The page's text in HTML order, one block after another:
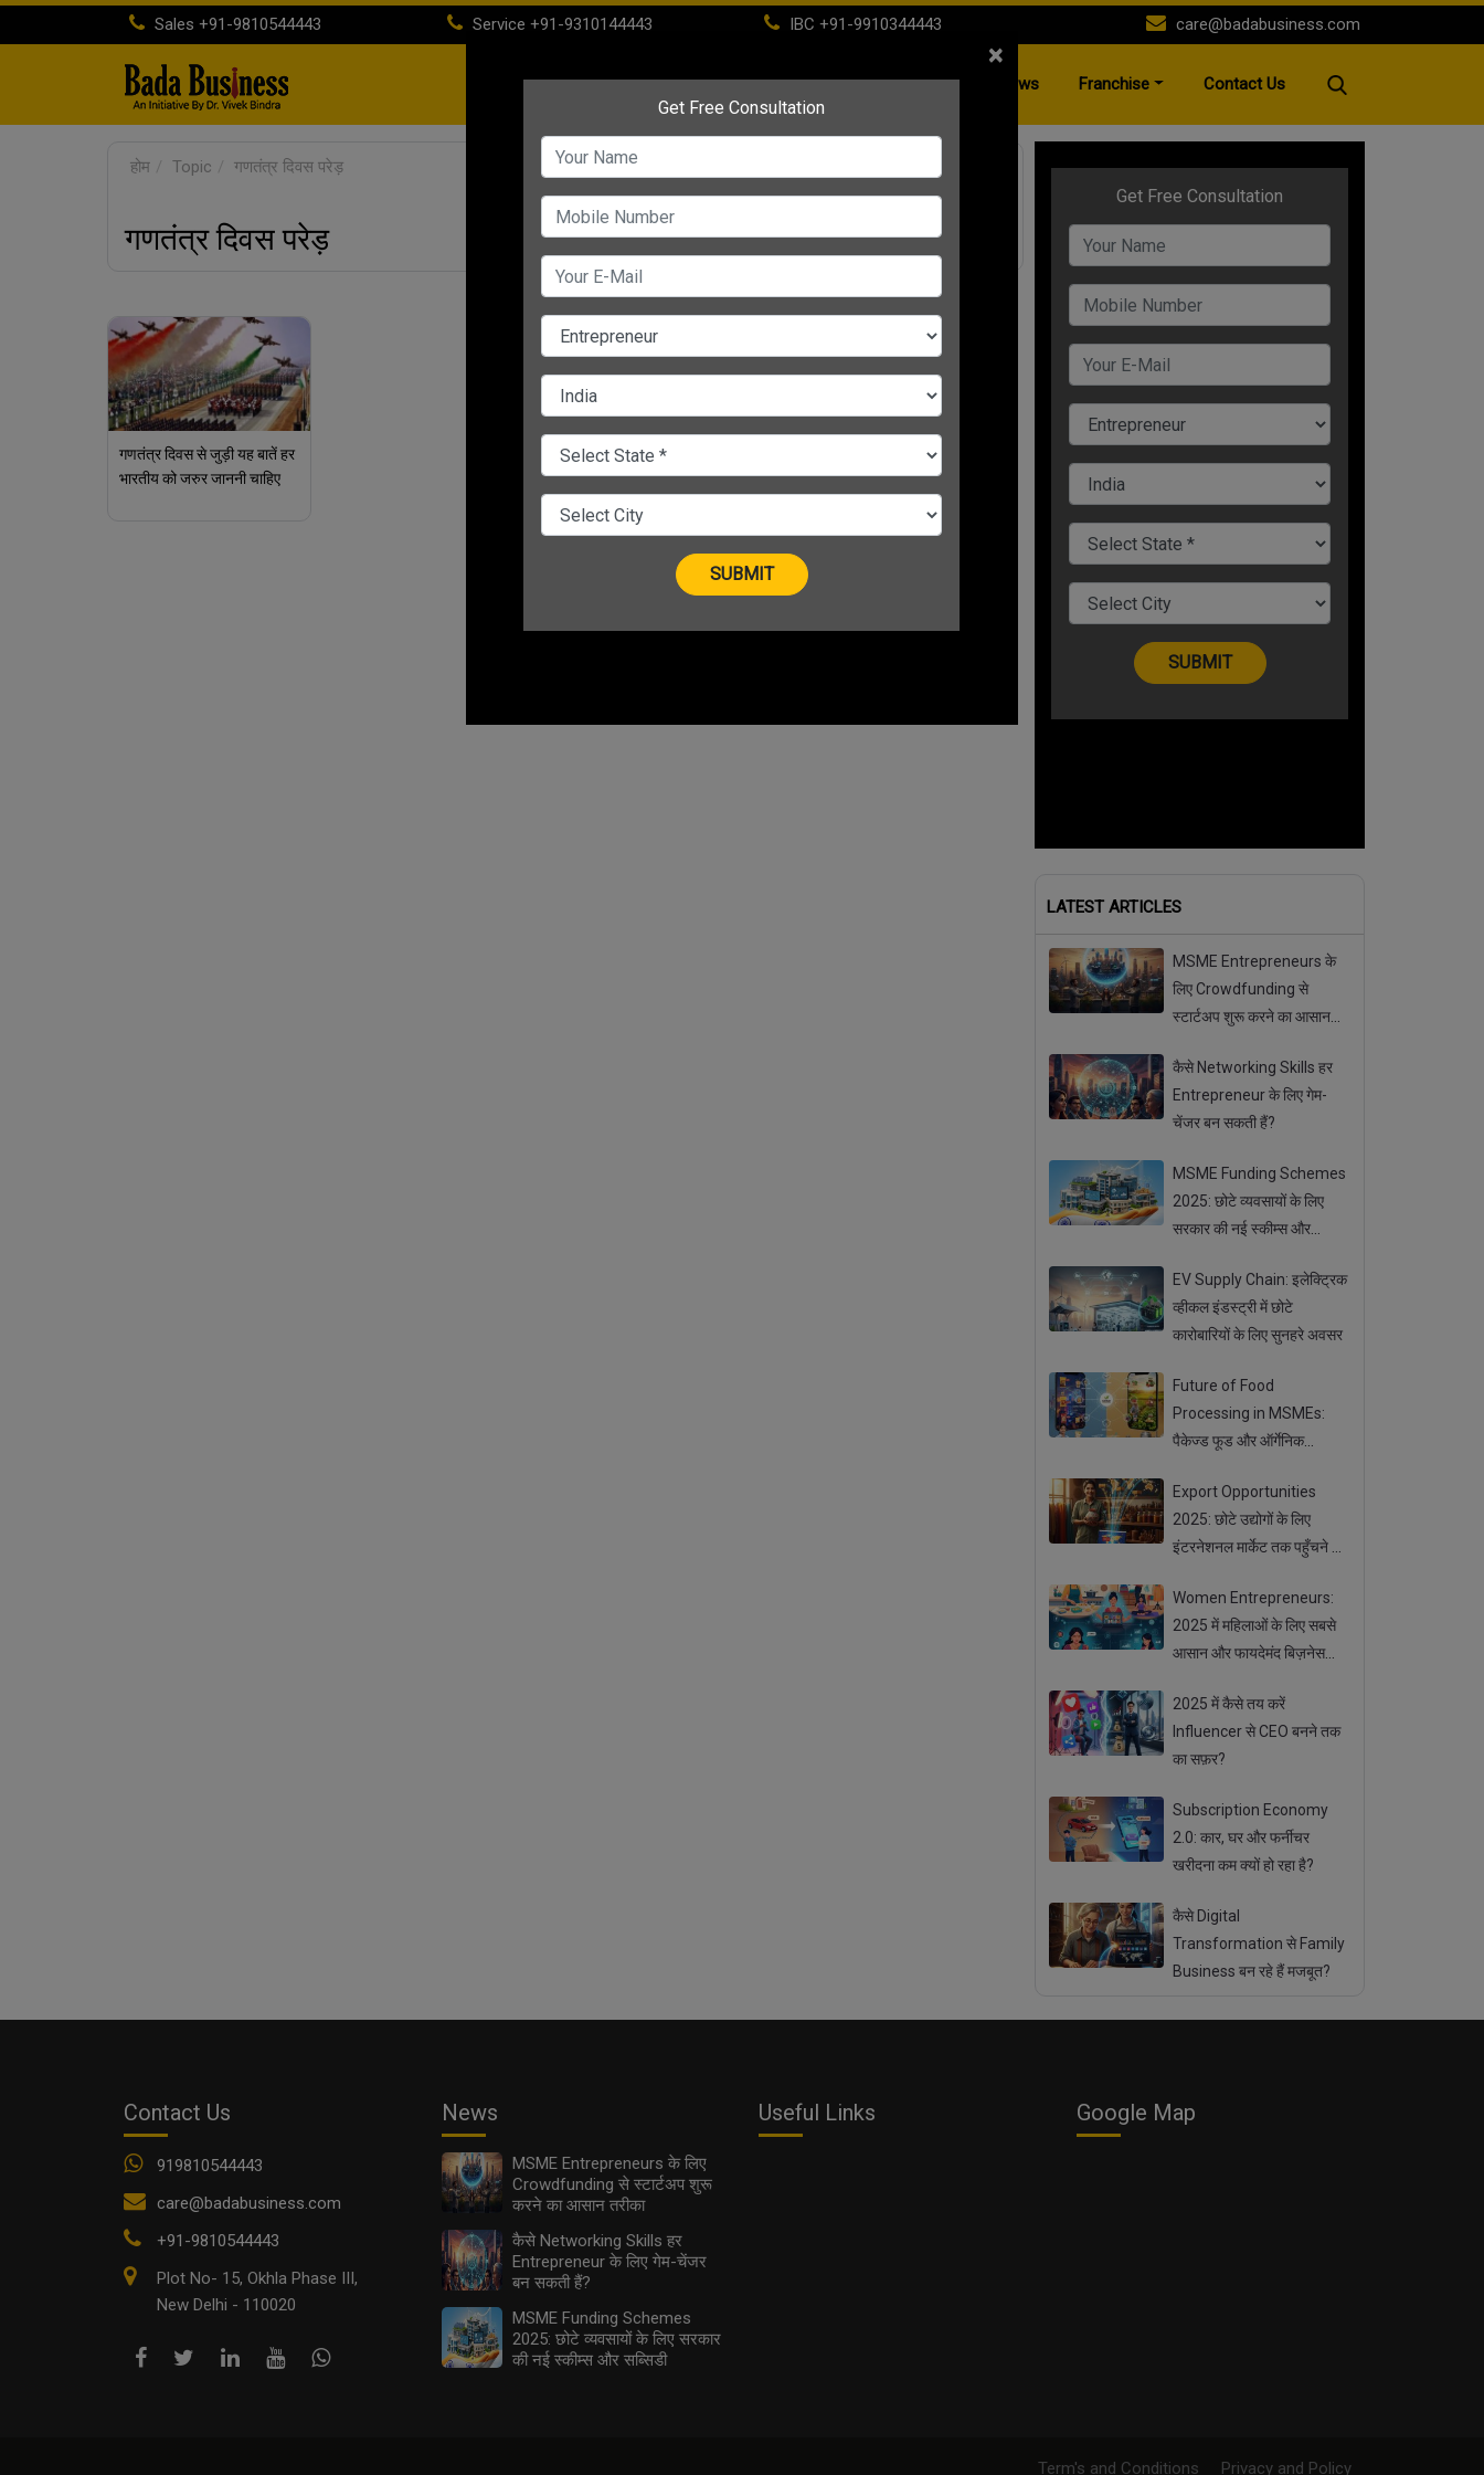
Sales +91-9810544443 Service +91-9310144443 IBC +91-9910344443 care@badabusiness.com
Home(current)About IBC PSC News Franchise Contact Us
होम Topic गणतंत्र दिवस परेड़
गणतंत्र दिवस परेड़
गणतंत्र दिवस से जुड़ी यह बातें हर
भारतीय को जरुर जाननी चाहिए
LATEST ARTICLES
MSME Entrepreneurs के
लिए Crowdfunding से
स्टार्टअप शुरू करने का आसान
कैसे Networking Skills हर
Entrepreneur के लिए गेम-
चेंजर बन सकती हैं?
MSME Funding Schemes
2025: छोटे व्यवसायों के लिए
सरकार की नई स्कीम्स और
EV Supply Chain: इलेक्ट्रिक
व्हीकल इंडस्ट्री में छोटे
कारोबारियों के लिए सुनहरे अवसर
Future of Food
Processing in MSMEs:
पैकेज्ड फूड और ऑर्गेनिक
Export Opportunities
2025: छोटे उद्योगों के लिए
इंटरनेशनल मार्केट तक पहुँचने के
Women Entrepreneurs:
2025 में महिलाओं के लिए सबसे
आसान और फायदेमंद बिज़नेस
2025 में कैसे तय करें
Influencer से CEO बनने तक
का सफ़र?
Subscription Economy
2.0: कार, घर और फर्नीचर
खरीदना कम क्यों हो रहा है?
कैसे Digital
Transformation से Family
Business बन रहे हैं मजबूत?
×
Contact Us
919810544443
care@badabusiness.com
+91-9810544443
Plot No- 15, Okhla Phase III,
New Delhi - 110020
News
MSME Entrepreneurs के लिए
Crowdfunding से स्टार्टअप शुरू
करने का आसान तरीका
कैसे Networking Skills हर
Entrepreneur के लिए गेम-चेंजर
बन सकती हैं?
MSME Funding Schemes
2025: छोटे व्यवसायों के लिए सरकार
की नई स्कीम्स और सब्सिडी
Useful Links Google Map
Term's and Conditions Privacy and Policy